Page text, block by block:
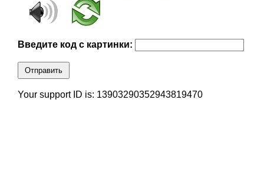
Введите код с картинки:
Отправить
Your support ID is: 13903290352943819470